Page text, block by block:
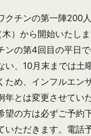
クチンの第一陣200人
）から開始いたしま
ンの第4回目の平日
い、10月末までは土
ため、インフルエン
年とは変更させてい
望の方は必ずご予約
いただきます。電話